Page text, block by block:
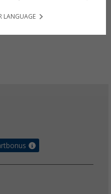
LANGUAGE